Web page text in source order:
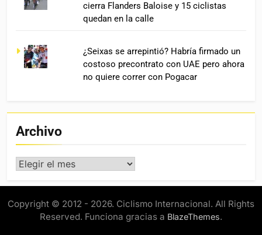
cierra Flanders Baloise y 15 ciclistas
quedan en la calle
¿Seixas se arrepintió? Habría firmado un
costoso precontrato con UAE pero ahora
no quiere correr con Pogacar
Archivo
Archivo
Copyright © 2012 - 2026. Ciclismo Internacional. All Rights
Reserved. Funciona gracias a BlazeThemes.